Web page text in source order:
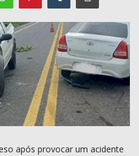
após provocar um acidente